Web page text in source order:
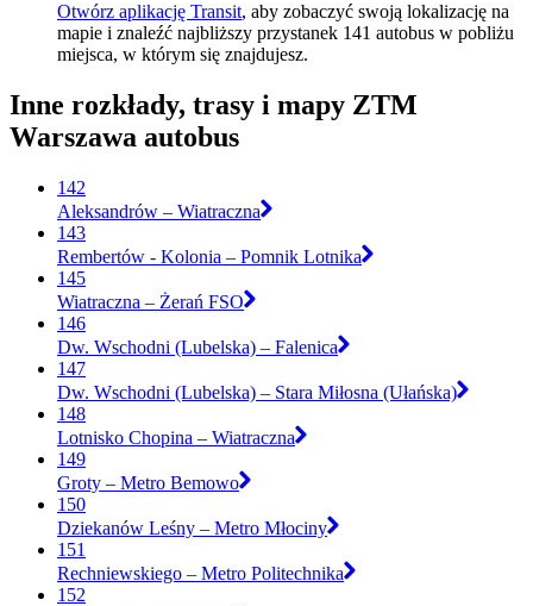
Otwórz aplikację Transit, aby zobaczyć swoją lokalizację na
mapie i znaleźć najbliższy przystanek 141 autobus w pobliżu
miejsca, w którym się znajdujesz.
Inne rozkłady, trasy i mapy ZTM
Warszawa autobus
142
Aleksandrów – Wiatraczna
143
Rembertów - Kolonia – Pomnik Lotnika
145
Wiatraczna – Żerań FSO
146
Dw. Wschodni (Lubelska) – Falenica
147
Dw. Wschodni (Lubelska) – Stara Miłosna (Ułańska)
148
Lotnisko Chopina – Wiatraczna
149
Groty – Metro Bemowo
150
Dziekanów Leśny – Metro Młociny
151
Rechniewskiego – Metro Politechnika
152